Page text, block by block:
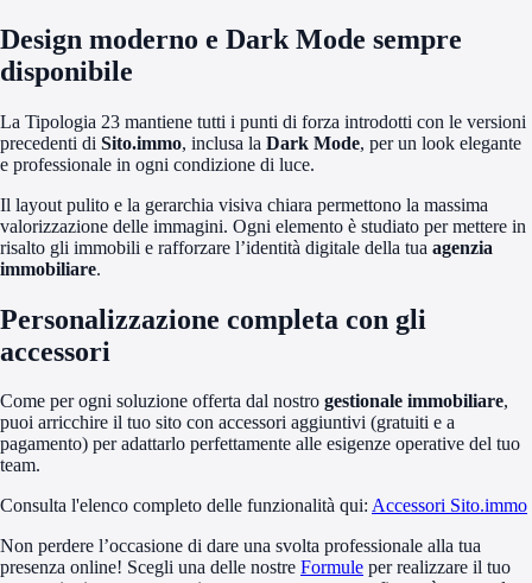
Design moderno e Dark Mode sempre
disponibile
La Tipologia 23 mantiene tutti i punti di forza introdotti con le versioni
precedenti di Sito.immo, inclusa la Dark Mode, per un look elegante
e professionale in ogni condizione di luce.
Il layout pulito e la gerarchia visiva chiara permettono la massima
valorizzazione delle immagini. Ogni elemento è studiato per mettere in
risalto gli immobili e rafforzare l’identità digitale della tua agenzia
immobiliare.
Personalizzazione completa con gli
accessori
Come per ogni soluzione offerta dal nostro gestionale immobiliare,
puoi arricchire il tuo sito con accessori aggiuntivi (gratuiti e a
pagamento) per adattarlo perfettamente alle esigenze operative del tuo
team.
Consulta l'elenco completo delle funzionalità qui: Accessori Sito.immo
Non perdere l’occasione di dare una svolta professionale alla tua
presenza online! Scegli una delle nostre Formule per realizzare il tuo